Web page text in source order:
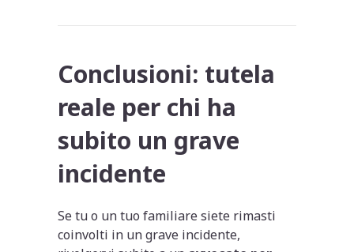
Conclusioni: tutela
reale per chi ha
subito un grave
incidente
Se tu o un tuo familiare siete rimasti
coinvolti in un grave incidente,